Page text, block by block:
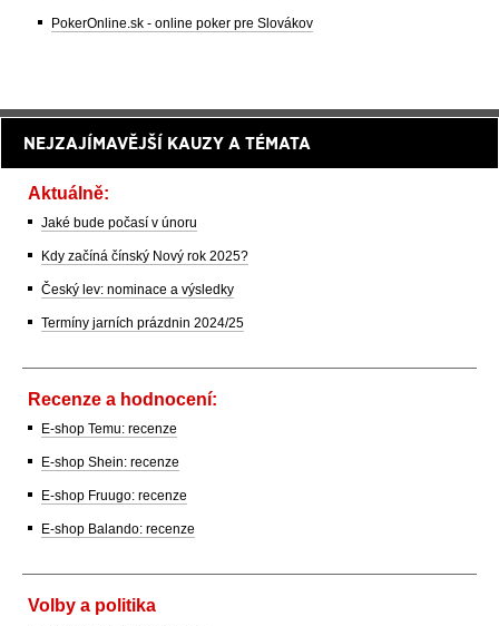
PokerOnline.sk - online poker pre Slovákov
NEJZAJÍMAVĚJŠÍ KAUZY A TÉMATA
Aktuálně:
Jaké bude počasí v únoru
Kdy začíná čínský Nový rok 2025?
Český lev: nominace a výsledky
Termíny jarních prázdnin 2024/25
Recenze a hodnocení:
E-shop Temu: recenze
E-shop Shein: recenze
E-shop Fruugo: recenze
E-shop Balando: recenze
Volby a politika